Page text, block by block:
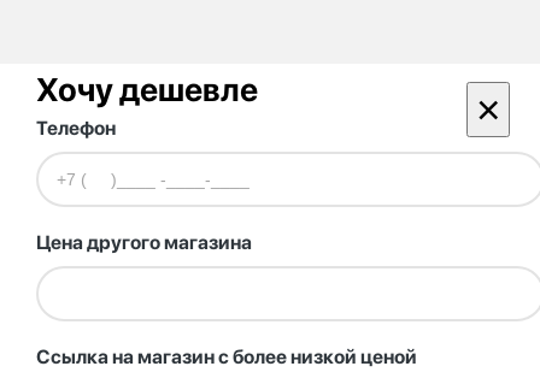
Хочу дешевле ×
Телефон
Цена другого магазина
Ссылка на магазин с более низкой ценой